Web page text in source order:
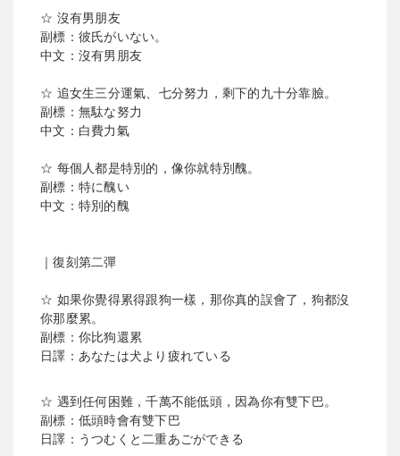
☆ 沒有男朋友
副標：彼氏がいない。
中文：沒有男朋友
☆ 追女生三分運氣、七分努力，剩下的九十分靠臉。
副標：無駄な努力
中文：白費力氣
☆ 每個人都是特別的，像你就特別醜。
副標：特に醜い
中文：特別的醜
｜復刻第二彈
☆ 如果你覺得累得跟狗一樣，那你真的誤會了，狗都沒
你那麼累。
副標：你比狗還累
日譯：あなたは犬より疲れている
☆ 遇到任何困難，千萬不能低頭，因為你有雙下巴。
副標：低頭時會有雙下巴
日譯：うつむくと二重あごができる